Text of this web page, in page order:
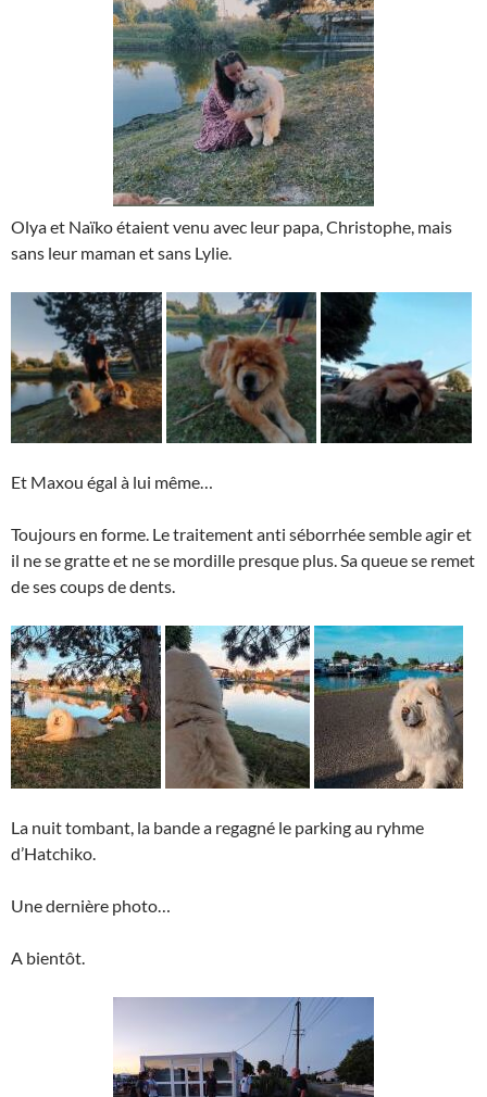
Olya et Naïko étaient venu avec leur papa, Christophe, mais
sans leur maman et sans Lylie.
Et Maxou égal à lui même…
Toujours en forme. Le traitement anti séborrhée semble agir et
il ne se gratte et ne se mordille presque plus. Sa queue se remet
de ses coups de dents.
La nuit tombant, la bande a regagné le parking au ryhme
d’Hatchiko.
Une dernière photo…
A bientôt.